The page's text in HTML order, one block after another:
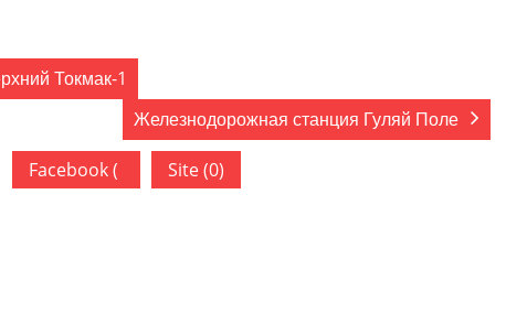
Токмак-1
Железнодорожная станция Гуляй Поле
Facebook ( )
Site (0)